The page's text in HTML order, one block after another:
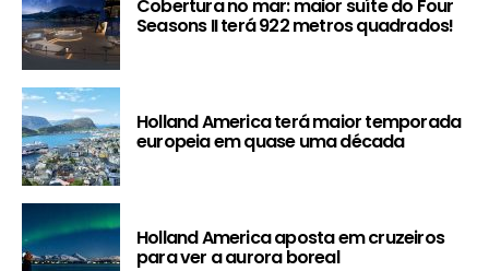
Cobertura no mar: maior suíte do Four
Seasons II terá 922 metros quadrados!
Holland America terá maior temporada
europeia em quase uma década
Holland America aposta em cruzeiros
para ver a aurora boreal